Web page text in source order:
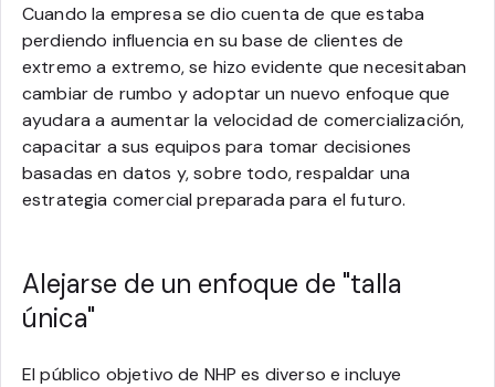
Cuando la empresa se dio cuenta de que estaba
perdiendo influencia en su base de clientes de
extremo a extremo, se hizo evidente que necesitaban
cambiar de rumbo y adoptar un nuevo enfoque que
ayudara a aumentar la velocidad de comercialización,
capacitar a sus equipos para tomar decisiones
basadas en datos y, sobre todo, respaldar una
estrategia comercial preparada para el futuro.
Alejarse de un enfoque de "talla
única"
El público objetivo de NHP es diverso e incluye